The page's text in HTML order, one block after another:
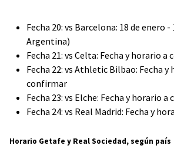
Fecha 20: vs Barcelona: 18 de enero -
Argentina)
Fecha 21: vs Celta: Fecha y horario
Fecha 22: vs Athletic Bilbao: Fecha y
confirmar
Fecha 23: vs Elche: Fecha y horario
Fecha 24: vs Real Madrid: Fecha y
Horario Getafe y Real Sociedad, según país